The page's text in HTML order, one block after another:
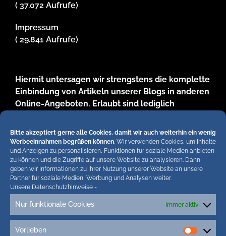
Bitte akzeptiert gerne alle Cookies, damit wir auch weiterhin ein wenig
Werbeeinnahmen begrüßen können. Wir verwenden Cookies, um Inhalte
und Anzeigen zu personalisieren, Funktionen für soziale Medien anbieten
zu können und die Zugriffe auf unsere Website zu analysieren. Dann
geben wir Informationen zu Ihrer Nutzung unserer Website an unsere
Partner für soziale Medien, Werbung und Analysen weiter.
Unsere Datenschutzhinweise -
Nur funktionale Cookies Immer aktiv
Vorlieben
( 37.072 Aufrufe)
Impressum
( 29.841 Aufrufe)
Hiermit untersagen wir strengstens die komplette
Einbindung von Artikeln unserer Blogs in anderen
Online-Angeboten. Erlaubt sind lediglich
zum ganzen Artikel in unseren Blogs. Wir
behalten uns bei Verstössen rechtliche Schritte
vor. Die Redaktion!